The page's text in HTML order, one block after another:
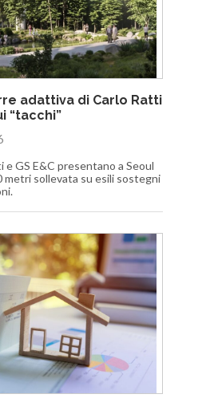
adattiva di Carlo Ratti
“tacchi”
e GS E&C presentano a Seoul
metri sollevata su esili sostegni